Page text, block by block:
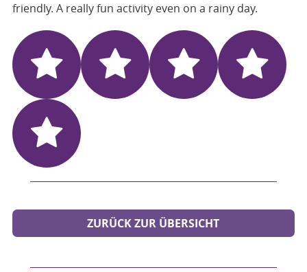
friendly. A really fun activity even on a rainy day.
ZURÜCK ZUR ÜBERSICHT